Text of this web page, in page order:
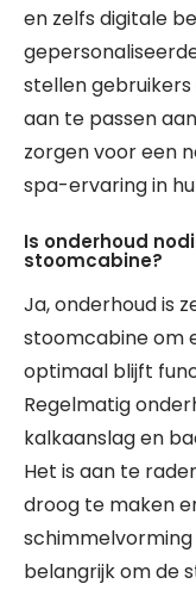
en zelfs digitale
stellen
aan te passen
zorgen voor een
spa-ervaring in
Is onderhoud
stoomcabine?
Ja, onderhoud is
stoomcabine om
optimaal blijft
Regelmatig
kalkaanslag en
Het is aan te
droog te maken
belangrijk om de